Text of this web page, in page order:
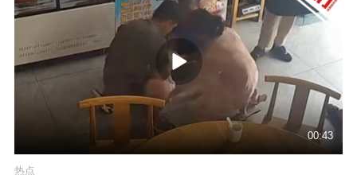
00:43
热点